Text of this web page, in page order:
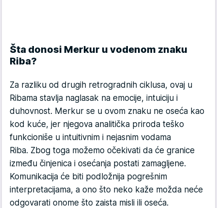
Šta donosi Merkur u vodenom znaku
Riba?
Za razliku od drugih retrogradnih ciklusa, ovaj u
Ribama stavlja naglasak na emocije, intuiciju i
duhovnost. Merkur se u ovom znaku ne oseća kao
kod kuće, jer njegova analitička priroda teško
funkcioniše u intuitivnim i nejasnim vodama
Riba. Zbog toga možemo očekivati da će granice
između činjenica i osećanja postati zamagljene.
Komunikacija će biti podložnija pogrešnim
interpretacijama, a ono što neko kaže možda neće
odgovarati onome što zaista misli ili oseća.